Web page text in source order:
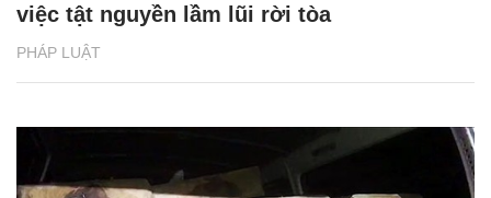
PHÁP LUẬT
việc tật nguyền lầm lũi rời tòa